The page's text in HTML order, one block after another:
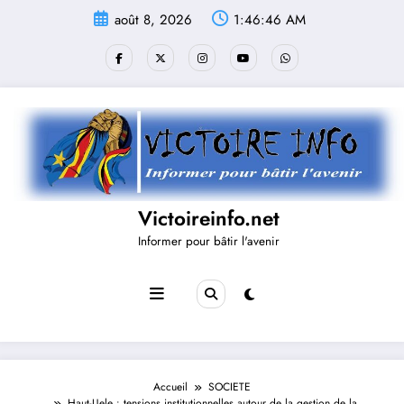
août 8, 2026 1:46:46 AM
Victoireinfo.net
Informer pour bâtir l'avenir
Accueil
SOCIETE